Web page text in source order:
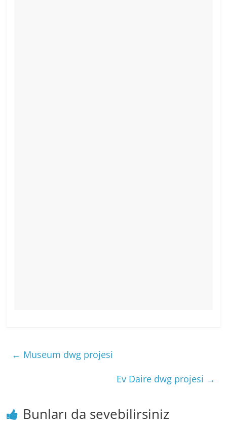
← Museum dwg projesi
Ev Daire dwg projesi →
Bunları da sevebilirsiniz